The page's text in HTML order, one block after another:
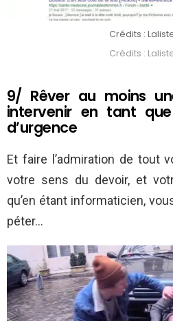
Crédits :
Crédits :
9/ Rêver au moins
intervenir en tant
d’urgence
Et faire l’admiration de tout
votre sens du devoir, et
qu’en étant informaticien,
péter…